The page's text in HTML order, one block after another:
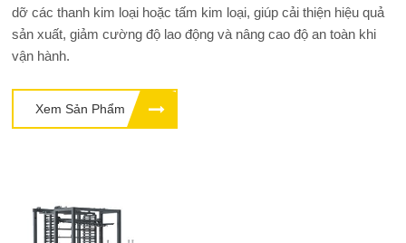
dỡ các thanh kim loại hoặc tấm kim loại, giúp cải thiện hiệu quả
sản xuất, giảm cường độ lao động và nâng cao độ an toàn khi
vận hành.
Xem Sản Phẩm